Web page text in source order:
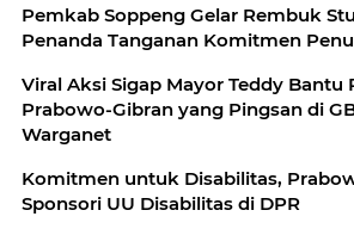
Pemkab Soppeng Gelar Rembuk
Penanda Tanganan Komitmen
Viral Aksi Sigap Mayor Teddy Bantu
Prabowo-Gibran yang Pingsan di
Warganet
Komitmen untuk Disabilitas,
Sponsori UU Disabilitas di DPR